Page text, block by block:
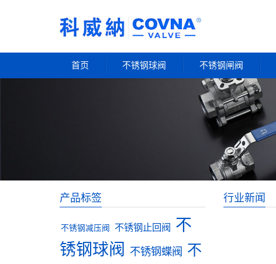
首页 不锈钢球阀 不锈钢闸阀
行业新闻
产品标签
不锈钢减压阀 不锈钢止回阀
不
锈钢球阀
不锈钢蝶阀 不